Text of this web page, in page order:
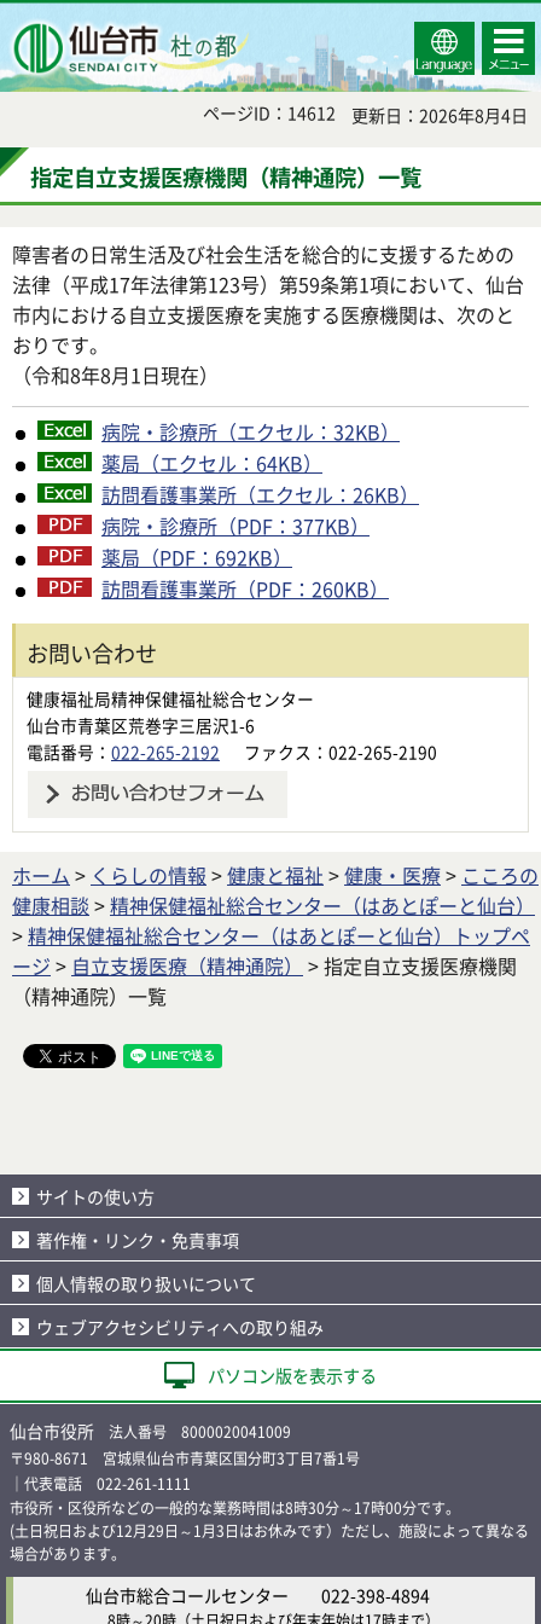
Select
Language
コンテ
ンツメ
ニュー
ページID：14612 更新日：2026年8月4日
指定自立支援医療機関（精神通院）一覧
障害者の日常生活及び社会生活を総合的に支援するための
法律（平成17年法律第123号）第59条第1項において、仙台
市内における自立支援医療を実施する医療機関は、次のと
おりです。
（令和8年8月1日現在）
病院・診療所（エクセル：32KB）
薬局（エクセル：64KB）
訪問看護事業所（エクセル：26KB）
病院・診療所（PDF：377KB）
薬局（PDF：692KB）
訪問看護事業所（PDF：260KB）
お問い合わせ
健康福祉局精神保健福祉総合センター
仙台市青葉区荒巻字三居沢1-6
電話番号： 022-265-2192 ファクス：022-265-2190
ホーム > くらしの情報 >健康と福祉 >健康・医療> こころの
健康相談 >精神保健福祉総合センター（はあとぽーと仙台）
>精神保健福祉総合センター（はあとぽーと仙台）トップペ
ージ > 自立支援医療（精神通院）
> 指定自立支援医療機関
（精神通院）一覧
サイトの使い方
著作権・リンク・免責事項
個人情報の取り扱いについて
ウェブアクセシビリティへの取り組み
パソコン版を表示する
仙台市役所 法人番号 8000020041009
〒980-8671 宮城県仙台市青葉区国分町3丁目7番1号
｜代表電話 022-261-1111
市役所・区役所などの一般的な業務時間は8時30分～17時00分です。
(土日祝日および12月29日～1月3日はお休みです）ただし、施設によって異なる
場合があります。
仙台市総合コールセンター 022-398-4894